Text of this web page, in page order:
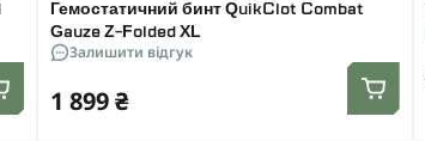
Гемостатичний бинт QuikClot Combat
Gauze Z-Folded XL
Залишити відгук
1 899 ₴